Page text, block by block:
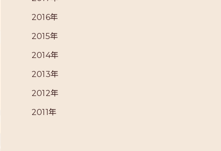
2016年
2015年
2014年
2013年
2012年
2011年